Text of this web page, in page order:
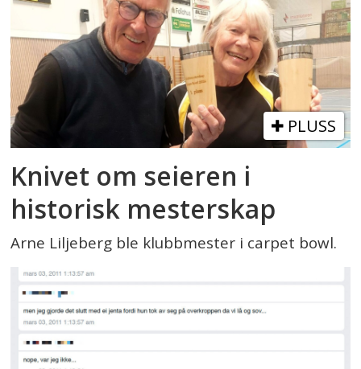
PLUSS
Knivet om seieren i
historisk mesterskap
Arne Liljeberg ble klubbmester i carpet bowl.